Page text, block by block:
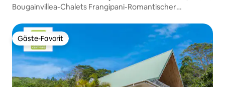
Bougainvillea-Chalets Frangipani-Romantischer
Gäste-Favorit
Gäste-Favorit